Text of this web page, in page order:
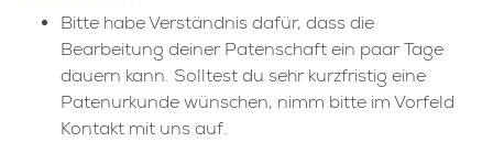
Bitte habe Verständnis dafür, dass die
Bearbeitung deiner Patenschaft ein paar Tage
dauern kann. Solltest du sehr kurzfristig eine
Patenurkunde wünschen, nimm bitte im Vorfeld
Kontakt mit uns auf.